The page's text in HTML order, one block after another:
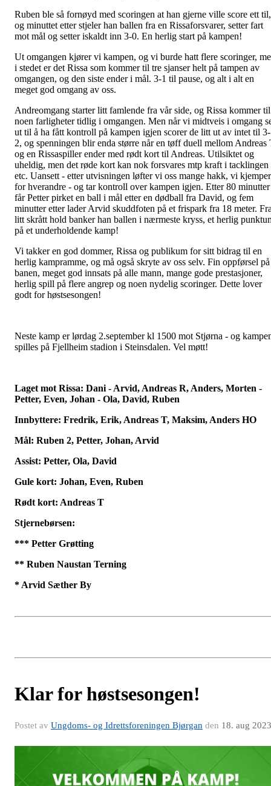
Ruben ble så fornøyd med scoringen at han gjerne ville score ett til,
og minuttet etter stjeler han ballen fra en Rissaforsvarer, setter fart
mot mål og setter iskaldt inn 3-0. En herlig start på kampen!
Ut omgangen kjører vi kampen, og vi burde hatt flere scoringer,
i stedet er det Rissa som kommer til tre sjanser helt på tampen av
omgangen, og den siste ender i mål. 3-1 til pause, og alt i alt en
meget god omgang av oss.
Andreomgang starter litt famlende fra vår side, og Rissa kommer til
noen farligheter tidlig i omgangen. Men når vi midtveis i omgang
ut til å ha fått kontroll på kampen igjen scorer de litt ut av intet til 3-
2, og spenningen blir enda større når en tøff duell mellom Andreas
og en Rissaspiller ender med rødt kort til Andreas. Utilsiktet og
uheldig, men det røde kort kan nok forsvares mtp kraft i tacklingen
etc. Uansett - etter utvisningen løfter vi oss mange hakk, vi kjemper
for hverandre - og tar kontroll over kampen igjen. Etter 80 minutter
får Petter pirket en ball i mål etter en dødball fra David, og fem
minutter etter lader Arvid skuddfoten på et frispark fra 18 meter.
litt skrått hold banker han ballen i nærmeste kryss, et herlig
på et underholdende kamp!
Vi takker en god dommer, Rissa og publikum for sitt bidrag til en
herlig kampramme, og må også skryte av oss selv. Fin oppførsel på
banen, meget god innsats på alle mann, mange gode prestasjoner,
herlig spill på flere angrep og noen nydelig scoringer. Dette lover
godt for høstsesongen!
Neste kamp er lørdag 2.september kl 1500 mot Stjørna - og
spilles på Fjellheim stadion i Steinsdalen. Vel møtt!
Laget mot Rissa: Dani - Arvid, Andreas R, Anders, Morten -
Petter, Even, Johan - Ola, David, Ruben
Innbyttere: Fredrik, Erik, Andreas T, Maksim, Anders HO
Mål: Ruben 2, Petter, Johan, Arvid
Assist: Petter, Ola, David
Gule kort: Johan, Even, Ruben
Rødt kort: Andreas T
Stjernebørsen:
*** Petter Grøtting
** Ruben Naustan Terning
* Arvid Sæther By
Klar for høstsesongen!
Postet av Ungdoms- og Idrettsforeningen Bjørgan den 18. aug 2023